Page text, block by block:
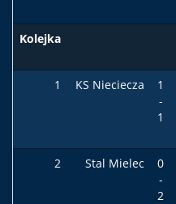
Kolejka
1 KS Nieciecza
1
-
1
2 Stal Mielec
0
-
2